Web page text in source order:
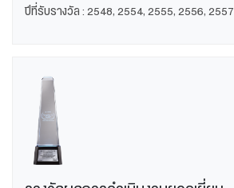
ปีที่รับรางวัล : 2548, 2554, 2555, 2556, 2557